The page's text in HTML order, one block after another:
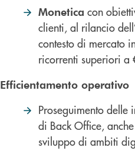
Monetica con
clienti, al rilancio
contesto di mercato
ricorrenti superiori a
Efficientamento operativo
Proseguimento
di Back Office,
sviluppo di ambiti